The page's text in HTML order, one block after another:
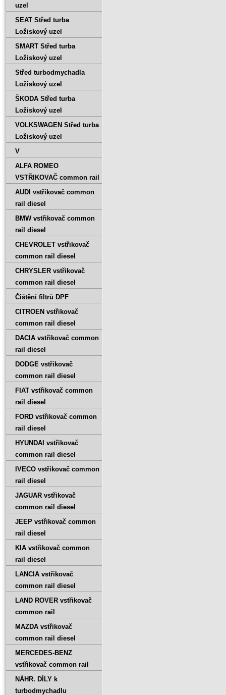
uzel
SEAT Střed turba
Ložiskový uzel
SMART Střed turba
Ložiskový uzel
Střed turbodmychadla
Ložiskový uzel
ŠKODA Střed turba
Ložiskový uzel
VOLKSWAGEN Střed turba
Ložiskový uzel
V
ALFA ROMEO
VSTŘIKOVAČ common rail
AUDI vstřikovač common
rail diesel
BMW vstřikovač common
rail diesel
CHEVROLET vstřikovač
common rail diesel
CHRYSLER vstřikovač
common rail diesel
Čištění filtrů DPF
CITROEN vstřikovač
common rail diesel
DACIA vstřikovač common
rail diesel
DODGE vstřikovač
common rail diesel
FIAT vstřikovač common
rail diesel
FORD vstřikovač common
rail diesel
HYUNDAI vstřikovač
common rail diesel
IVECO vstřikovač common
rail diesel
JAGUAR vstřikovač
common rail diesel
JEEP vstřikovač common
rail diesel
KIA vstřikovač common
rail diesel
LANCIA vstřikovač
common rail diesel
LAND ROVER vstřikovač
common rail
MAZDA vstřikovač
common rail diesel
MERCEDES-BENZ
vstřikovač common rail
NÁHR. DÍLY k
turbodmychadlu